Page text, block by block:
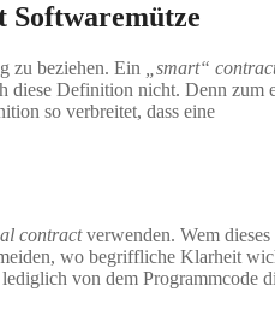
Softwaremütze
zu beziehen. Ein „smart“
diese Definition nicht. Denn zum
so verbreitet, dass eine
contractverwenden. Wem dieses
wo begriffliche Klarheit
von dem Programmcode